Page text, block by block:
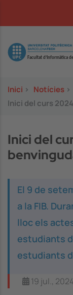
Image
Inici > Notícies >
Inici del curs
Inici del
El 9 de
a la FIB.
lloc els
estudiants
estudiants
19 jul., 2024